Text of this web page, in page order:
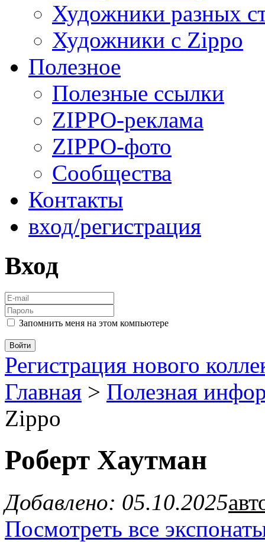
Художники разных
Художники с Zippo
Полезное
Полезные ссылки
ZIPPO-реклама
ZIPPO-фото
Сообщества
Контакты
вход/регистрация
Вход
Запомнить меня на этом компьютере
Регистрация нового
Главная > Полезная
Zippo
Роберт Хаутман
Добавлено: 05.10.2025
Посмотреть все